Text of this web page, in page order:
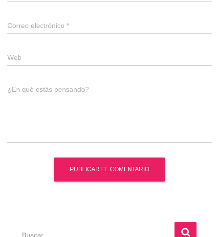
Correo electrónico *
Web
¿En qué estás pensando?
B